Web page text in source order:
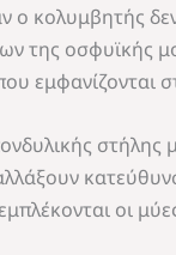
ο κολυμβητής
της οσφυϊκής
εμφανίζονται
στήλης
οι